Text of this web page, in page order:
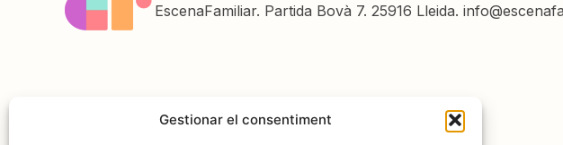
Gestionar el consentiment
EscenaFamiliar. Partida Bovà 7. 25916 Lleida.
Amb la col·laboració de: